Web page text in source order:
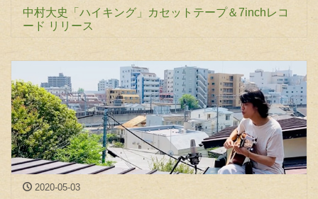
中村大史「ハイキング」カセットテープ＆7inchレコ
ード リリース
2020-05-03